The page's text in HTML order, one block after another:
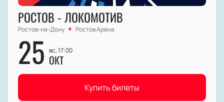
РОСТОВ - ЛОКОМОТИВ
Ростов-на-Дону Ростов Арена
25 вс, 17:00
ОКТ
Купить билеты